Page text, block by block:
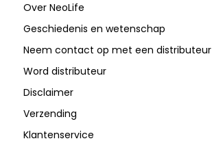
Over NeoLife
Geschiedenis en wetenschap
Neem contact op met een distributeur
Word distributeur
Disclaimer
Verzending
Klantenservice